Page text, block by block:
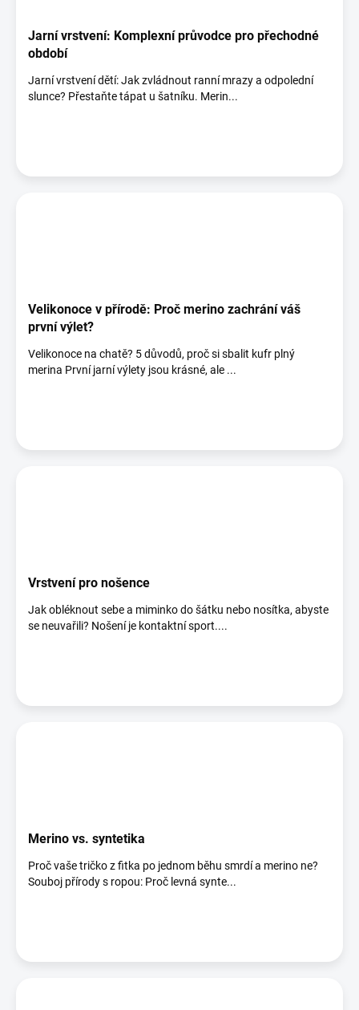
Jarní vrstvení: Komplexní průvodce pro přechodné
období
Jarní vrstvení dětí: Jak zvládnout ranní mrazy a odpolední
slunce? Přestaňte tápat u šatníku. Merin...
Velikonoce v přírodě: Proč merino zachrání váš
první výlet?
Velikonoce na chatě? 5 důvodů, proč si sbalit kufr plný
merina První jarní výlety jsou krásné, ale ...
Vrstvení pro nošence
Jak obléknout sebe a miminko do šátku nebo nosítka, abyste
se neuvařili? Nošení je kontaktní sport....
Merino vs. syntetika
Proč vaše tričko z fitka po jednom běhu smrdí a merino ne?
Souboj přírody s ropou: Proč levná synte...